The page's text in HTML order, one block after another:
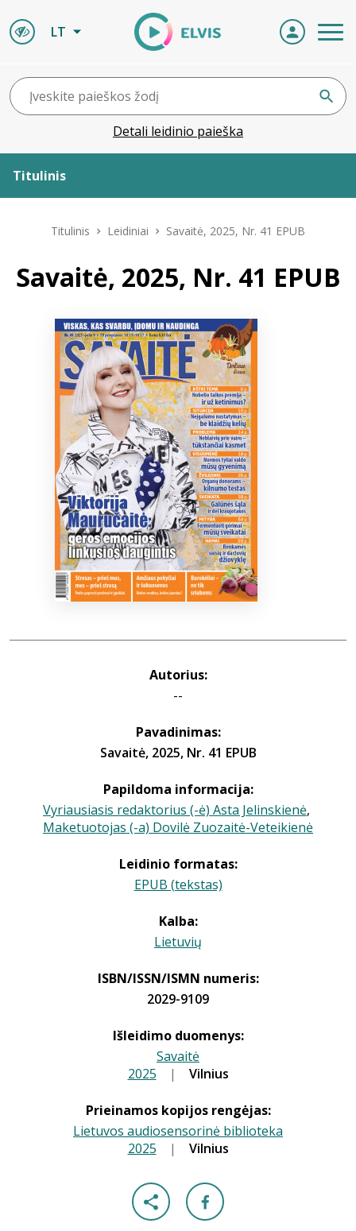
LT
Detali leidinio paieška
Titulinis
Leidiniai
Naujienos
Bibliotekoms
+370 667 80 541
info@elvislab.lt
Titulinis Leidiniai Savaitė, 2025, Nr. 41 EPUB
Savaitė, 2025, Nr. 41 EPUB
Autorius:
--
Pavadinimas:
Savaitė, 2025, Nr. 41 EPUB
Papildoma informacija:
Vyriausiasis redaktorius (-ė) Asta Jelinskienė,
Maketuotojas (-a) Dovilė Zuozaitė-Veteikienė
Leidinio formatas:
EPUB (tekstas)
Kalba:
Lietuvių
ISBN/ISSN/ISMN numeris:
2029-9109
Išleidimo duomenys:
Savaitė
2025 | Vilnius
Prieinamos kopijos rengėjas:
Lietuvos audiosensorinė biblioteka
2025 | Vilnius